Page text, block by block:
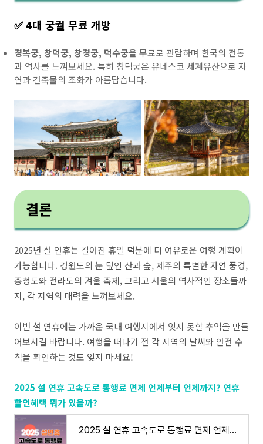
✅ 4대 궁궐 무료 개방
경복궁, 창덕궁, 창경궁, 덕수궁을 무료로 관람하며 한국의 전통
과 역사를 느껴보세요. 특히 창덕궁은 유네스코 세계유산으로 자
연과 건축물의 조화가 아름답습니다.
결론
2025년 설 연휴는 길어진 휴일 덕분에 더 여유로운 여행 계획이
가능합니다. 강원도의 눈 덮인 산과 숲, 제주의 특별한 자연 풍경,
충청도와 전라도의 겨울 축제, 그리고 서울의 역사적인 장소들까
지, 각 지역의 매력을 느껴보세요.
이번 설 연휴에는 가까운 국내 여행지에서 잊지 못할 추억을 만들
어보시길 바랍니다. 여행을 떠나기 전 각 지역의 날씨와 안전 수
칙을 확인하는 것도 잊지 마세요!
2025 설 연휴 고속도로 통행료 면제 언제부터 언제까지? 연휴
할인혜택 뭐가 있을까?
2025 설 연휴 고속도로 통행료 면제 언제부터 언제까지? 연휴 할인혜택 뭐가 있을까?